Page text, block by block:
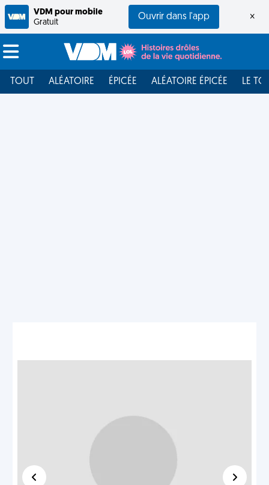
VDM pour mobile
Gratuit
Ouvrir dans l'app ×
TOUT ALÉATOIRE ÉPICÉE ALÉATOIRE ÉPICÉE LE